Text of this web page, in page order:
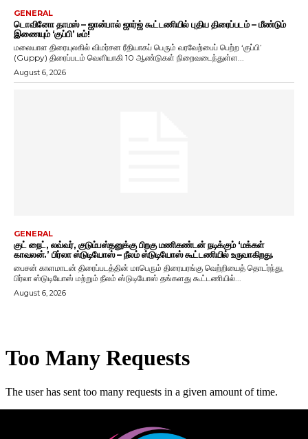
GENERAL
டொவினோ தாமஸ் – ஜான்பால் ஜார்ஜ் கூட்டணியில் புதிய திரைப்படம் – மீண்டும்
இணையும் ‘குப்பி’ டீம்!
மலையாள திரையுலகில் விமர்சன ரீதியாகப் பெரும் வரவேற்பைப் பெற்ற ‘குப்பி’
(Guppy) திரைப்படம் வெளியாகி 10 ஆண்டுகள் நிறைவடைந்துள்ள...
August 6, 2026
GENERAL
குட் நைட், லவ்வர், குடும்பஸ்தனுக்கு பிறகு மணிகண்டன் நடிக்கும் ‘மக்கள்
காவலன்.’ பிர்லா ஸ்டுடியோஸ் – நீலம் ஸ்டுடியோஸ் கூட்டணியில் உருவாகிறது.
பைசன் காளமாடன் திரைப்படத்தின் மாபெரும் திரையரங்கு வெற்றியைத் தொடர்ந்து,
பிர்லா ஸ்டுடியோஸ் மற்றும் நீலம் ஸ்டுடியோஸ் தங்களது கூட்டணியில்...
August 6, 2026